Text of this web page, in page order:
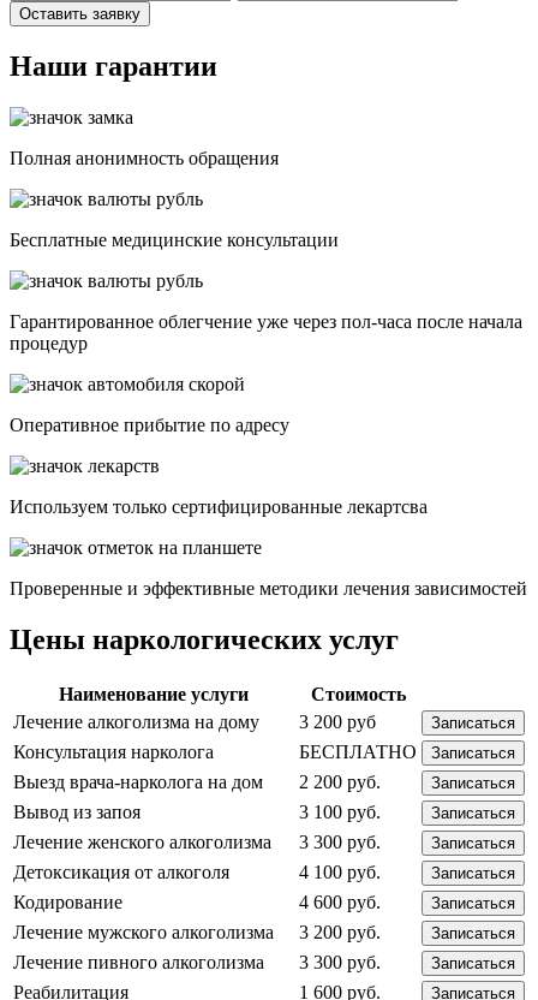
Оставить заявку
Наши гарантии
Полная анонимность обращения
Бесплатные медицинские консультации
Гарантированное облегчение уже через пол-часа после начала
процедур
Опеpативное прибытие по адресу
Используем только сертифицированные лекартсва
Проверенные и эффективные методики лечения зависимостей
Цены наркологических услуг
Наименование услуги
Стоимость
Лечение алкоголизма на дому
3 200 руб Записаться
Консультация нарколога БЕСПЛАТНО Записаться
Выезд врача-нарколога на дом 2 200 руб. Записаться
Вывод из запоя 3 100 руб. Записаться
Лечение женского алкоголизма 3 300 руб. Записаться
Детоксикация от алкоголя 4 100 руб. Записаться
Кодирование 4 600 руб. Записаться
Лечение мужского алкоголизма 3 200 руб. Записаться
Лечение пивного алкоголизма 3 300 руб. Записаться
Реабилитация 1 600 руб. Записаться